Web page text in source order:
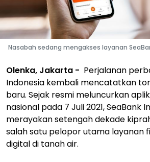
Nasabah sedang mengakses layanan
Olenka, Jakarta - Perjalanan
Indonesia kembali mencatatkan
baru. Sejak resmi meluncurkan
nasional pada 7 Juli 2021, SeaBank
merayakan setengah dekade
salah satu pelopor utama layanan
digital di tanah air.